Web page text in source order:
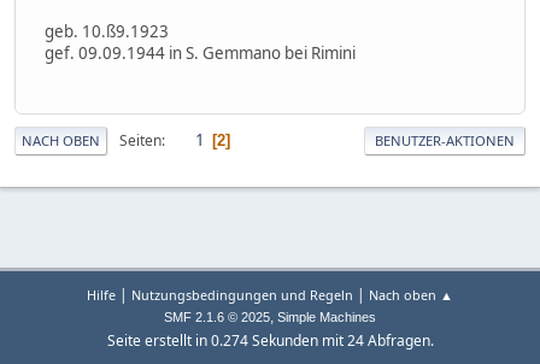
geb. 10.ß9.1923
gef. 09.09.1944 in S. Gemmano bei Rimini
NACH OBEN Seiten 1 2 BENUTZER-AKTIONEN
Hilfe | Nutzungsbedingungen und Regeln | Nach oben ▲
SMF 2.1.6 © 2025, Simple Machines
Seite erstellt in 0.274 Sekunden mit 24 Abfragen.